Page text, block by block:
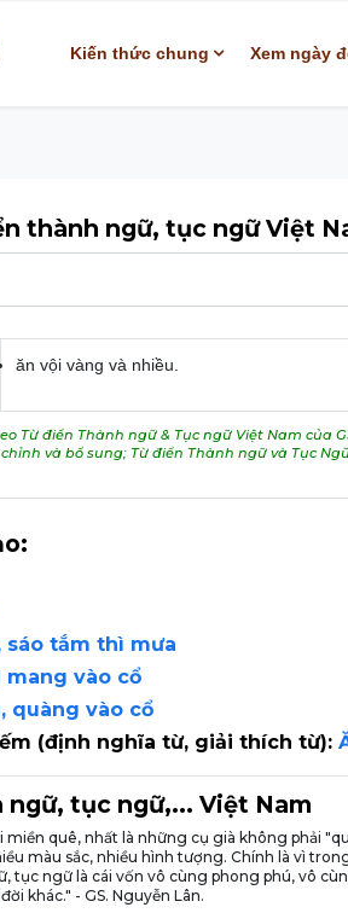
Kiến thức chung Xem ngày
thành ngữ, tục ngữ Việt
ăn vội vàng và nhiều.
Từ điển Thành ngữ & Tục ngữ Việt Nam của
và bổ sung; Từ điển Thành ngữ và Tục
sáo tắm thì mưa
mang vào cổ
quàng vào cổ
(định nghĩa từ, giải thích từ):
ngữ, tục ngữ,... Việt Nam
miền quê, nhất là những cụ già không phải
màu sắc, nhiều hình tượng. Chính là vì
tục ngữ là cái vốn vô cùng phong phú, vô
khác." - GS. Nguyễn Lân.